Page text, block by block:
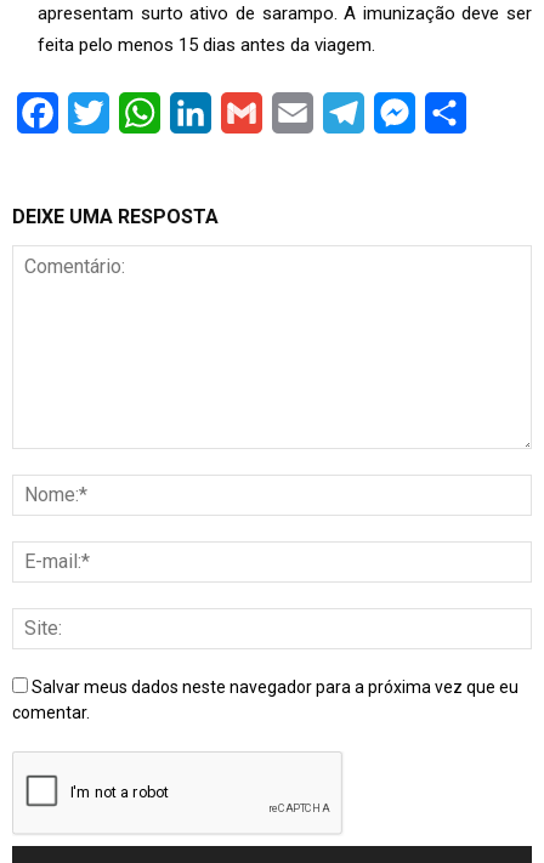
apresentam surto ativo de sarampo. A imunização deve ser
feita pelo menos 15 dias antes da viagem.
Facebook
Twitter WhatsAppLinkedInGmail Email TelegramMessenger
DEIXE UMA RESPOSTA
Salvar meus dados neste navegador para a próxima vez que eu
comentar.